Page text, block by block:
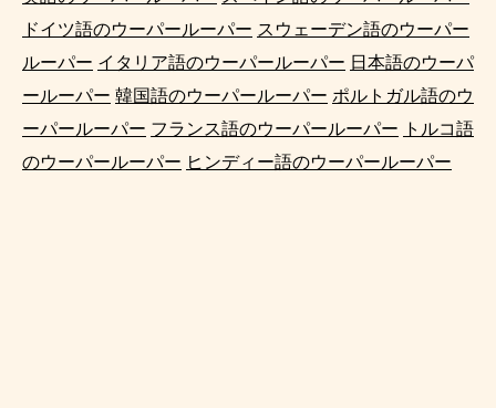
ドイツ語のウーパールーパー スウェーデン語のウーパー
ルーパー イタリア語のウーパールーパー 日本語のウーパ
ールーパー 韓国語のウーパールーパー ポルトガル語のウ
ーパールーパー フランス語のウーパールーパー トルコ語
のウーパールーパー ヒンディー語のウーパールーパー